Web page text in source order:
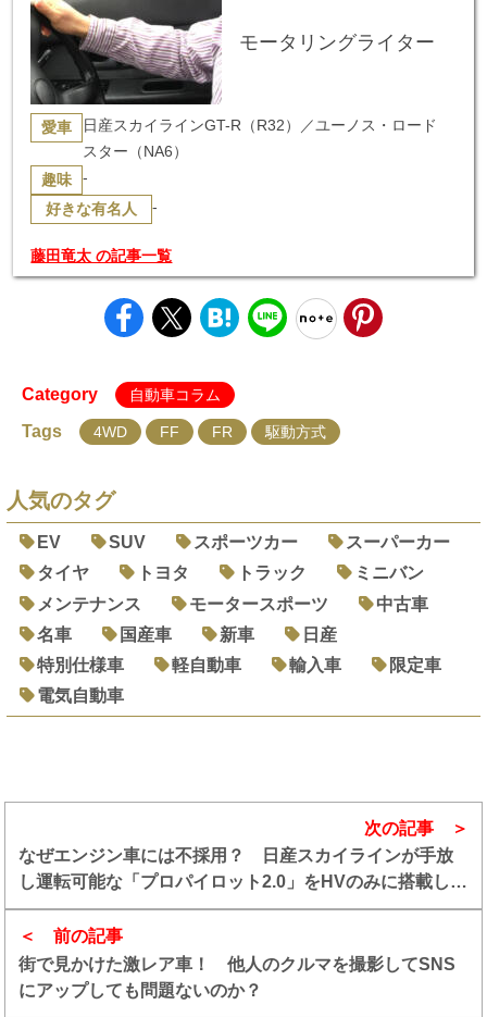
モータリングライター
愛車
日産スカイラインGT-R（R32）／ユーノス・ロード
スター（NA6）
趣味 -
好きな有名人 -
藤田竜太 の記事一覧
Category 自動車コラム
Tags 4WD FF FR 駆動方式
人気のタグ
EV SUV スポーツカー
スーパーカー
タイヤ
トヨタ トラック
ミニバン
メンテナンス
モータースポーツ
中古車
名車
国産車 新車
日産
特別仕様車
軽自動車 輸入車
限定車
電気自動車
前の記事
街で見かけた激レア車！ 他人のクルマを撮影してSNS
にアップしても問題ないのか？
次の記事
なぜエンジン車には不採用？ 日産スカイラインが手放
し運転可能な「プロパイロット2.0」をHVのみに搭載した
ワケ